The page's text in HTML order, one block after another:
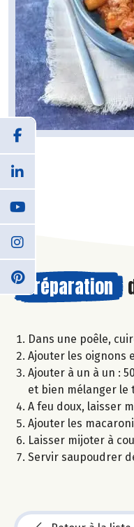
Préparation
Dans une poêle,
Ajouter les oignons
Ajouter à un à un :
et bien mélanger le
A feu doux, laisser
Ajouter les
Laisser mijoter à
Servir saupoudrer